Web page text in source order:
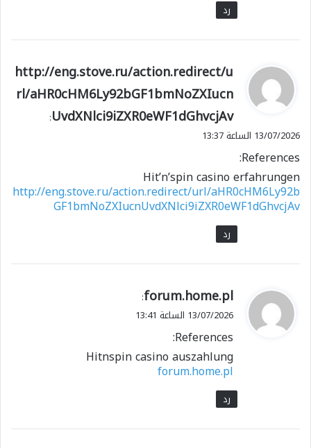
رد
ي
و
ل
http://eng.stove.ru/action.redirect/u
rl/aHR0cHM6Ly92bGF1bmNoZXIucn
UvdXNlci9iZXR0eWF1dGhvcjAv
:
13/07/2026 الساعة 13:37
References:
Hit’n’spin casino erfahrungen
http://eng.stove.ru/action.redirect/url/aHR0cHM6Ly92b
GF1bmNoZXIucnUvdXNlci9iZXR0eWF1dGhvcjAv
رد
ي
ق
ل
forum.home.pl
:
13/07/2026 الساعة 13:41
References:
Hitnspin casino auszahlung
forum.home.pl
رد